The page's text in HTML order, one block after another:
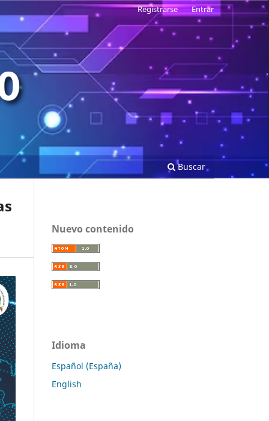
Buscar
Registrarse Entrar
Nuevo contenido
Idioma
Español (España)
English